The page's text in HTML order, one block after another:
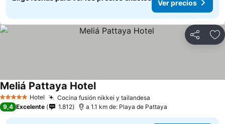
Ver precios
Compartir
5 Estrellas Hotel Cocina fusión nikkei y tailandesa
Meliá Pattaya HotelVer precios
9,4 Excelente 1.812 a 1.1 km de: Playa de Pattaya